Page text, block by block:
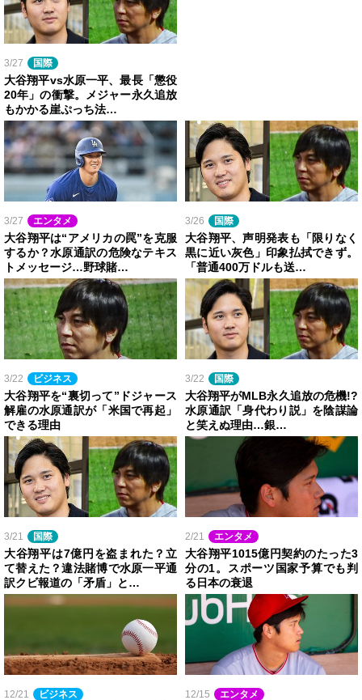
3/27 国際
大谷翔平vs水原一平、最長「懲役
20年」の衝撃。メジャー永久追放
もかかる崖ぷっち法…
3/27 エンタメ
大谷翔平は“アメリカの罠”を克服
するか？水原通訳の危険なテキス
トメッセージ…野球賭…
3/26 国際
大谷翔平、声明発表も「限りなく
黒に近い灰色」印象払拭できず。
「普通400万ドルも送…
3/22 ビジネス
大谷翔平を“裏切って”ドジャース
解雇の水原通訳が「米国で再起」
できる理由
3/22 国際
大谷翔平がMLB永久追放の危機!?
水原通訳「身代わり説」を陰謀論
と笑えぬ理由…銀…
3/21 国際
大谷翔平は7億円を盗まれた？立
て替えた？違法賭博で水原一平通
訳クビ報道の「矛盾」と…
2/21 エンタメ
大谷翔平1015億円契約のたった3
分の1。スポーツ国家予算でも判
る日本の衰退
12/21 ビジネス 12/15 エンタメ